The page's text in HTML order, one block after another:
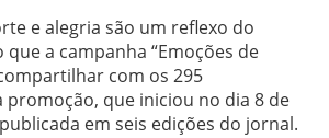
e alegria são um reflexo do
a campanha “Emoções de
com os 295
promoção, que iniciou no dia 8 de
em seis edições do jornal.